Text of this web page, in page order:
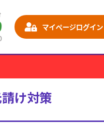
マイページログイン
け対策